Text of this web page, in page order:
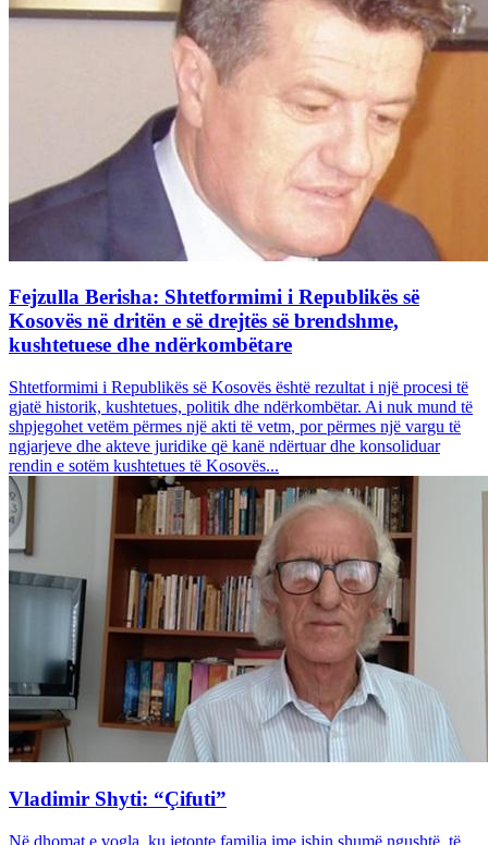
Fejzulla Berisha: Shtetformimi i Republikës së
Kosovës në dritën e së drejtës së brendshme,
kushtetuese dhe ndërkombëtare
Shtetformimi i Republikës së Kosovës është rezultat i një procesi të
gjatë historik, kushtetues, politik dhe ndërkombëtar. Ai nuk mund të
shpjegohet vetëm përmes një akti të vetm, por përmes një vargu të
ngjarjeve dhe akteve juridike që kanë ndërtuar dhe konsoliduar
rendin e sotëm kushtetues të Kosovës...
Vladimir Shyti: “Çifuti”
Në dhomat e vogla, ku jetonte familja ime ishin shumë ngushtë, të